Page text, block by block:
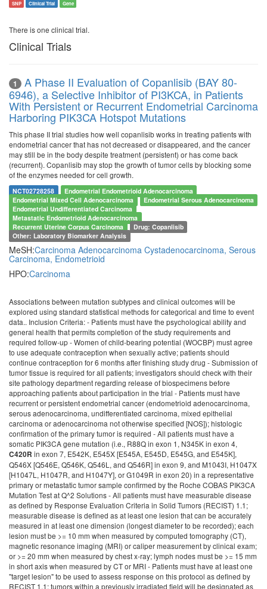
SNP Clinical Trial Gene
There is one clinical trial.
Clinical Trials
1
A Phase II Evaluation of Copanlisib (BAY 80-
6946), a Selective Inhibitor of PI3KCA, in Patients
With Persistent or Recurrent Endometrial Carcinoma
Harboring PIK3CA Hotspot Mutations
This phase II trial studies how well copanlisib works in treating patients with
endometrial cancer that has not decreased or disappeared, and the cancer
may still be in the body despite treatment (persistent) or has come back
(recurrent). Copanlisib may stop the growth of tumor cells by blocking some
of the enzymes needed for cell growth.
NCT02728258
Endometrial Endometrioid Adenocarcinoma
Endometrial Mixed Cell Adenocarcinoma
Endometrial Serous Adenocarcinoma
Endometrial Undifferentiated Carcinoma
Metastatic Endometrioid Adenocarcinoma
Recurrent Uterine Corpus Carcinoma
Drug: Copanlisib
Other: Laboratory Biomarker Analysis
MeSH:Carcinoma Adenocarcinoma Cystadenocarcinoma, Serous
Carcinoma, Endometrioid
HPO:Carcinoma
Associations between mutation subtypes and clinical outcomes will be
explored using standard statistical methods for categorical and time to event
data.. Inclusion Criteria: - Patients must have the psychological ability and
general health that permits completion of the study requirements and
required follow-up - Women of child-bearing potential (WOCBP) must agree
to use adequate contraception when sexually active; patients should
continue contraception for 6 months after finishing study drug - Submission of
tumor tissue is required for all patients; investigators should check with their
site pathology department regarding release of biospecimens before
approaching patients about participation in the trial - Patients must have
recurrent or persistent endometrial cancer (endometrioid adenocarcinoma,
serous adenocarcinoma, undifferentiated carcinoma, mixed epithelial
carcinoma or adenocarcinoma not otherwise specified [NOS]); histologic
confirmation of the primary tumor is required - All patients must have a
somatic PIK3CA gene mutation (i.e., R88Q in exon 1, N345K in exon 4,
C420R in exon 7, E542K, E545X [E545A, E545D, E545G, and E545K], Q546X [Q546E, Q546K, Q546L, and Q546R] in exon 9, and M1043I, H1047X [H1047L, H1047R, and H1047Y], or G1049R in exon 20) in a representative primary or metastatic tumor sample confirmed by the Roche COBAS PIK3CA Mutation Test at Q^2 Solutions - All patients must have measurable disease as defined by Response Evaluation Criteria in Solid Tumors (RECIST) 1.1; measurable disease is defined as at least one lesion that can be accurately measured in at least one dimension (longest diameter to be recorded); each lesion must be >= 10 mm when measured by computed tomography (CT), magnetic resonance imaging (MRI) or caliper measurement by clinical exam; or >= 20 mm when measured by chest x-ray; lymph nodes must be >= 15 mm in short axis when measured by CT or MRI - Patients must have at least one "target lesion" to be used to assess response on this protocol as defined by RECIST 1.1; tumors within a previously irradiated field will be designated as 'non-target" lesions unless progression is documented or a biopsy is obtained to confirm persistence at least 90 days following completion of radiation therapy - Patients must have recovered from effects of recent surgery, radiotherapy, or chemotherapy; at least 4 weeks must have elapsed since the patient underwent any major surgery (e.g., major: laparotomy, laparoscopy); there is no delay required for minor procedures (e.g., tumor fine-needle aspiration [FNA] or core biopsy, venous access device placement) - Patients may have received prior radiation therapy for treatment of endometrial cancer; prior radiation therapy may have included pelvic radiation therapy, extended field pelvic/para-aortic radiation therapy, intravaginal brachytherapy and/or palliative radiation therapy; all radiation therapy must be completed at least 4 weeks prior to registration - Patients may have received prior hormonal therapy for treatment of endometrial carcinoma; all hormonal therapy must be discontinued at least 4 weeks prior to registration - Patients may have received prior therapy (including chemotherapy, biologic/targeted therapy and immunotherapy) for treatment of endometrial cancer; all therapy must be discontinued at least 4 weeks prior to registration; any investigational agent must be discontinued at least 30 days prior to registration - Patients must have had at least one prior chemotherapeutic regimen for management of endometrial carcinoma; initial treatment may include chemotherapy, chemotherapy and radiation therapy, or consolidation/maintenance therapy; chemotherapy administered in conjunction with primary radiation as a radio-sensitizer WILL be counted as a systemic chemotherapy regimen - Patients are allowed to receive, but not required to receive, up to a total of 3 lines of chemotherapy - Appropriate stage for study entry based on the following diagnostic workup: - History/physical examination within 28 days prior to registration - Imaging of target lesion(s) within 28 days prior to registration - Completion of pre-study protocol specific assessments as required - Performance status (Eastern Cooperative Oncology Group [ECOG]/Karnofsky) of 0, 1 or 2 within 28 days prior to registration - Absolute neutrophil count (ANC) >= 1,500/mcl - Platelets >= 75,000/mcl - Hemoglobin (Hgb) >= 8 g/dL - Creatinine =< 1.5 x upper limit of normal (ULN) - Bilirubin =< 1.5 x ULN (=< 3 x ULN for patients with Gilbert syndrome) - Alanine aminotransferase (ALT) and aspartate aminotransferase (AST) =< 3 x ULN - Left ventricular ejection fraction (LVEF) >= 50% - Fasting cholesterol less than or equal to 300 mg/dl; fasting triglycerides less than or equal to 300 mg/dl - Prothrombin time (PT) such that international normalized ratio (INR) is less than or equal to 1.5 x ULN (or an in range INR, usually between 2 and 3, if a patient is on a stable dose of therapeutic warfarin) and a partial thromboplastin time (PTT) less than or equal to 1.5 times the upper limit of normal - The patient must provide study-specific informed consent prior to study entry and, for patients treated in the United States (U.S.), authorization permitting release of personal health information - Diabetic patients (type I or II diabetes mellitus) must have baseline hemoglobin (Hb)A1c levels NOT higher than 8.5% at study entry - Patients with hypertension on medical management must have systolic blood pressure < 150 mmHG or diastolic pressure < 90 mmHG at study entry - Note: ULN is institutional or laboratory upper limit of normal - Women of child-bearing potential (WOCBP) must have a negative serum pregnancy test within 28 days of registration; the patient and her sexual partner(s) must agree to use adequate contraception when sexually active for the duration of the study and for 6 months after finishing study drug; a woman is considered of childbearing potential following menarche and until becoming post-menopausal unless permanently sterile; permanent sterilization methods include hysterectomy, bilateral salpingectomy and bilateral oophorectomy; a postmenopausal state is defined as no menses for 12 months without an alternative medical cause; a high follicle stimulating hormone (FSH) level in the postmenopausal range maybe used to confirm a post-menopausal state in women not using hormonal contraception or hormonal replacement therapy Exclusion Criteria: - Patients who have had prior therapy with any phosphatidylinositol 3 kinase (PI3K)/v-akt murine thymoma viral oncogene homolog 1 (AKT)/mammalian target of rapamycin (mTor) pathway inhibitor - Patients who have the following histologies: mucinous, squamous, sarcomas, carcinosarcomas, clear cell - Congestive heart failure > New York Heart Association (NYHA) class II - Myocardial infarction or unstable angina less than 6 months before registration - Arterial or venous thrombotic or embolic events such as cerebrovascular accident (including transient ischemic attacks), deep vein thrombosis or pulmonary embolism within 3 months before registration - Non-healing wound, ulcer or bone fracture - Active, clinically serious infections > Common Terminology Criteria for Adverse Events (CTCAE) grade 2 - History of, or current autoimmune disease - Human immunodeficiency virus (HIV) infection - Hepatitis B (HBV) or hepatitis C (HCV); all patients must be screened for HBV and HCV up to 28 days prior to study drug start using the routine hepatitis virus laboratorial panel; patients with active HBV or hepatitis C infection are not eligible for enrollment; patients with serologic markers of HBV immunization due to known vaccination (hepatitis B surface antigen [HBsAg] negative, anti-hepatitis B core [HBc] negative and anti-hepatitis B surface [HBs] positive) will be eligible - Previous or concurrent history of malignancies within 5 years prior to study treatment except for curatively treated: - Cervical carcinoma in situ - Non-melanoma skin cancer - Superficial bladder cancer (Ta [non-invasive tumor], Tis [carcinoma in situ] and T1 [tumor invades lamina propria]) - Patients with seizure disorder requiring medication - Patients with evidence or history of bleeding diathesis; any hemorrhage or bleeding event >= CTCAE grade 3 within 4 weeks prior to registration - Proteinuria of CTCAE grade 3 or higher (estimated by urine protein: creatinine ratio >= 3.5 on a random urine sample); patients who recently (i.e., at least 30 days prior to registration) discontinued an anti-angiogenic therapy which caused proteinuria (ie, grade 2 (> 2 to > 3 g of protein or 1-3.5 g/24 hours [h]) or grade 3 proteinuria (> 4 of protein or > 3.5 g/24 h) are not eligible for enrollment until proteinuria improves to < 2 g of protein per 24 h - History or concurrent condition of interstitial lung disease of any severity and/or severely impaired lung function (as judged by the investigator) - Concurrent diagnosis of pheochromocytoma - Unresolved toxicity higher than CTCAE grade 1 attributed to any prior therapy/procedure, excluding alopecia - Known hypersensitivity to any of the test drugs, test drug classes, or excipients in the formulation - Strong CYP3A4 inhibitors and inducers; concomitant use of strong inhibitors of CYP3A4 (e.g., ketoconazole, itraconazole, clarithromycin, ritonavir, indinavir, nelfinavir and saquinavir), and inducers of CYP3A4 (e.g., rifampin, phenytoin, carbamazepine, phen